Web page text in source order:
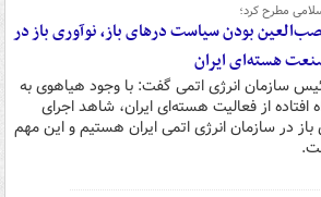
مطرح کرد؛
بودن سیاست درهای باز، نوآوری باز در
هسته‌ای ایران
سازمان انرژی اتمی گفت: با وجود هیاهوی به
افتاده از فعالیت هسته‌ای ایران، شاهد اجرای
در سازمان انرژی اتمی ایران هستیم و این مهم